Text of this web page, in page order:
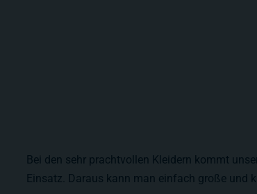
Bei den sehr prachtvollen Kleidern kommt
Einsatz. Daraus kann man einfach große und